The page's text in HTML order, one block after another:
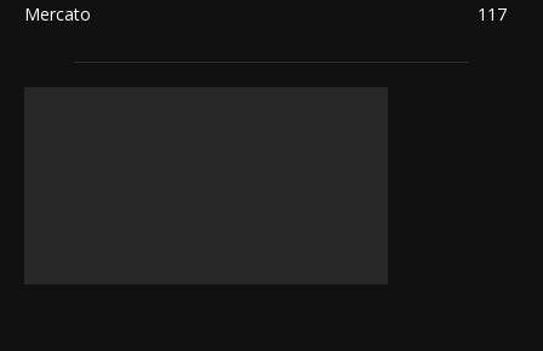
Mercato
117